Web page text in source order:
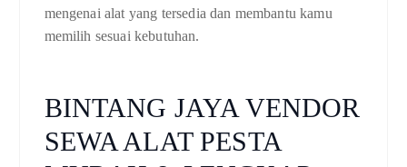
mengenai alat yang tersedia dan membantu kamu
memilih sesuai kebutuhan.
BINTANG JAYA VENDOR
SEWA ALAT PESTA